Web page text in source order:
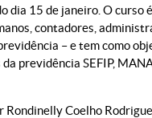
dia 15 de janeiro. O
contadores,
– e tem como
previdência SEFIP,
Coelho